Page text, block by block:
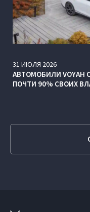
31 ИЮЛЯ 2026
АВТОМОБИЛИ
ПОЧТИ 90% СВОИХ